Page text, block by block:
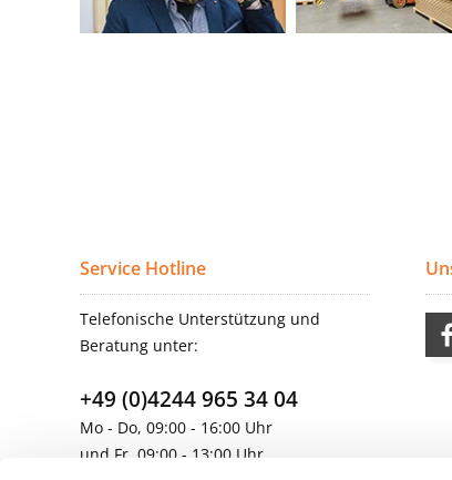
Service Hotline
Telefonische Unterstützung und
Beratung unter:
+49 (0)4244 965 34 04
Mo - Do, 09:00 - 16:00 Uhr
und Fr, 09:00 - 13:00 Uhr